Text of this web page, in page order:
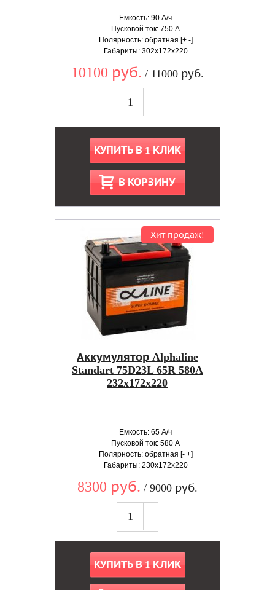
Емкость: 90 А/ч
Пусковой ток: 750 А
Полярность: обратная [+ -]
Габариты: 302x172x220
10100 руб. / 11000 руб.
КУПИТЬ В 1 КЛИК
В КОРЗИНУ
Хит продаж!
Аккумулятор Alphaline
Standart 75D23L 65R 580A
232x172x220
Емкость: 65 А/ч
Пусковой ток: 580 А
Полярность: обратная [- +]
Габариты: 230x172x220
8300 руб. / 9000 руб.
КУПИТЬ В 1 КЛИК